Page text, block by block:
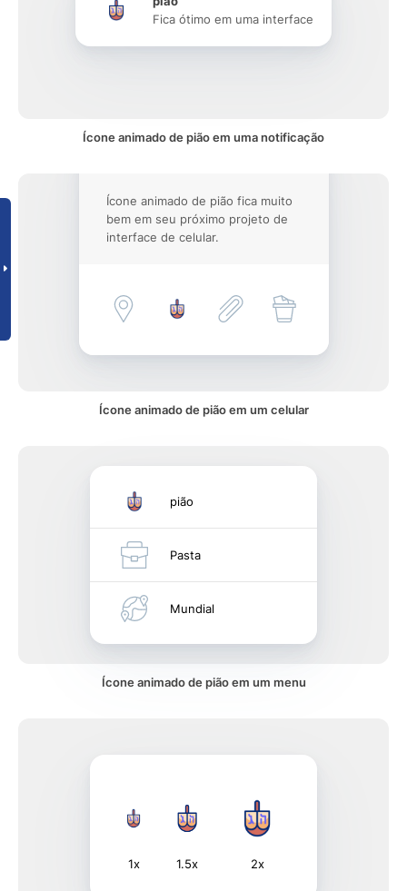
Fica ótimo em uma interface
Ícone animado de pião em uma notificação
Ícone animado de pião fica muito
bem em seu próximo projeto de
interface de celular.
Ícone animado de pião em um celular
pião
Pasta
Mundial
Ícone animado de pião em um menu
1x 1.5x 2x